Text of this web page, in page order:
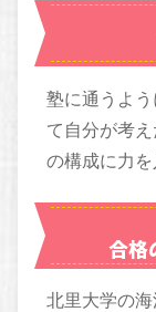
塾に通うよ
て自分が考
の構成に力を
合格
北里大学の